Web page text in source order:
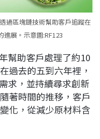
過區塊鏈技術幫助客戶追蹤在
展。示意圖:RF123
幫助客戶處理了約10
過去的五到六年裡，
求，並持續尋求創新
著時間的推移，客戶
化，從減少原材料含